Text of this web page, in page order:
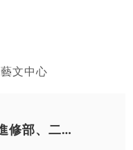
藝文中心
115學年度第1學期【四技進修部、二技進修部】博雅通識正式開課整合表